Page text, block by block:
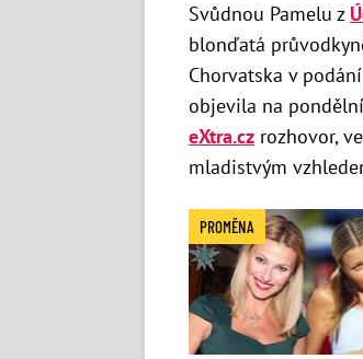
Svůdnou Pamelu z
blonďatá
Chorvatska v
objevila na
eXtra.cz rozhovor,
mladistvým
PROMĚNA